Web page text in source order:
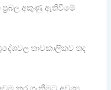
අකුණු ඇතිවීමේ
තාවකාලිකව තද
කර ගැනීමට අවශ්‍ය